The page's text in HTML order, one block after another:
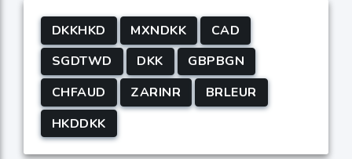
DKKHKD MXNDKK
CAD
SGDTWD
DKK
GBPBGN
CHFAUD
ZARINR
BRLEUR
HKDDKK